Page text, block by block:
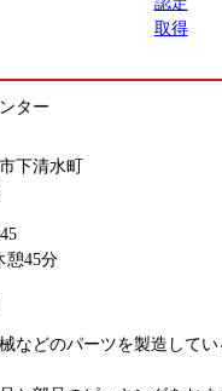
フォークリフト運搬
ター
下清水町
憩45分
などのパーツを製造して